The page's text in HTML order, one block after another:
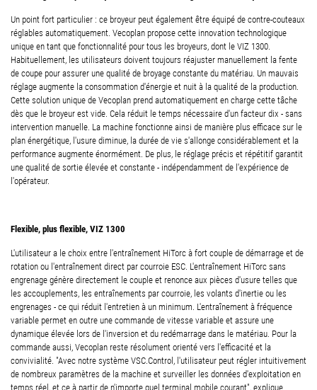
Un point fort particulier : ce broyeur peut également être équipé de contre-couteaux
réglables automatiquement. Vecoplan propose cette innovation technologique
unique en tant que fonctionnalité pour tous les broyeurs, dont le VIZ 1300.
Habituellement, les utilisateurs doivent toujours réajuster manuellement la fente
de coupe pour assurer une qualité de broyage constante du matériau. Un mauvais
réglage augmente la consommation d'énergie et nuit à la qualité de la production.
Cette solution unique de Vecoplan prend automatiquement en charge cette tâche
dès que le broyeur est vide. Cela réduit le temps nécessaire d'un facteur dix - sans
intervention manuelle. La machine fonctionne ainsi de manière plus efficace sur le
plan énergétique, l'usure diminue, la durée de vie s'allonge considérablement et la
performance augmente énormément. De plus, le réglage précis et répétitif garantit
une qualité de sortie élevée et constante - indépendamment de l'expérience de
l'opérateur.
Flexible, plus flexible, VIZ 1300
L'utilisateur a le choix entre l'entraînement HiTorc à fort couple de démarrage et de
rotation ou l'entraînement direct par courroie ESC. L'entraînement HiTorc sans
engrenage génère directement le couple et renonce aux pièces d'usure telles que
les accouplements, les entraînements par courroie, les volants d'inertie ou les
engrenages - ce qui réduit l'entretien à un minimum. L'entraînement à fréquence
variable permet en outre une commande de vitesse variable et assure une
dynamique élevée lors de l'inversion et du redémarrage dans le matériau. Pour la
commande aussi, Vecoplan reste résolument orienté vers l'efficacité et la
convivialité. "Avec notre système VSC.Control, l'utilisateur peut régler intuitivement
de nombreux paramètres de la machine et surveiller les données d'exploitation en
temps réel, et ce à partir de n'importe quel terminal mobile courant", explique